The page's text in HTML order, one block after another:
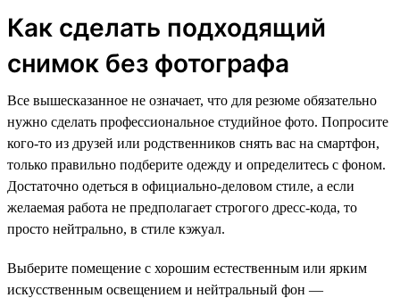
Как сделать подходящий
снимок без фотографа
Все вышесказанное не означает, что для резюме обязательно
нужно сделать профессиональное студийное фото. Попросите
кого-то из друзей или родственников снять вас на смартфон,
только правильно подберите одежду и определитесь с фоном.
Достаточно одеться в официально-деловом стиле, а если
желаемая работа не предполагает строгого дресс-кода, то
просто нейтрально, в стиле кэжуал.
Выберите помещение с хорошим естественным или ярким
искусственным освещением и нейтральный фон —